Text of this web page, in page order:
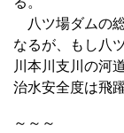
八ツ場ダムの
なるが、もし八
川本川支川の河
治水安全度は飛
～～～